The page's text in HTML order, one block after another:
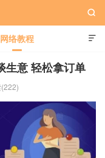

网络教程

生意 轻松拿订单